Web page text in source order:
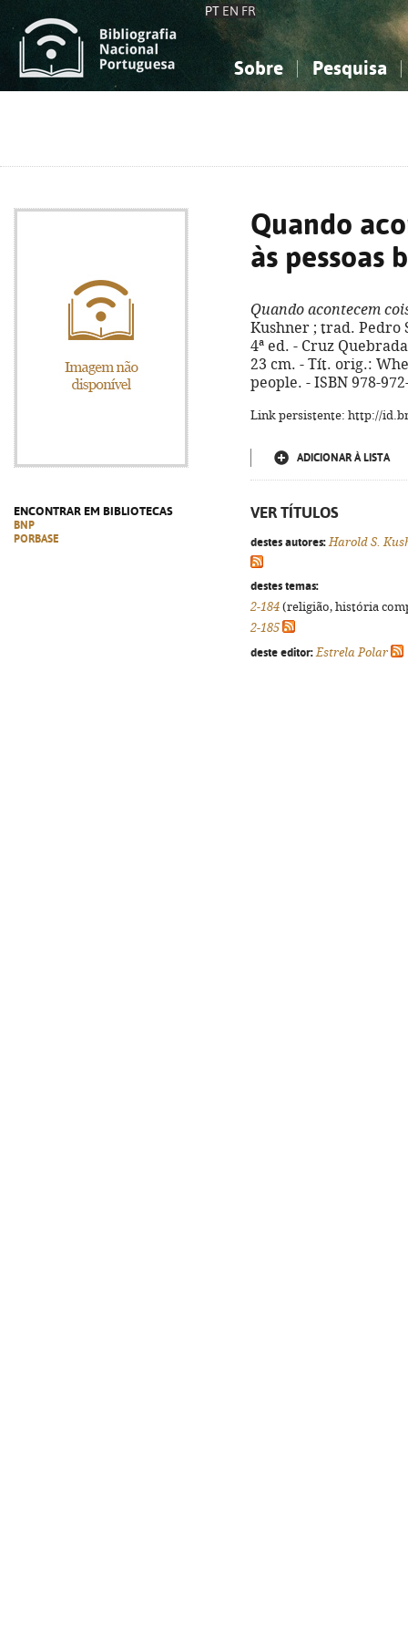
PT EN FR
Sobre Pesquisa
ENCONTRAR EM BIBLIOTECAS
BNP
PORBASE
Quando
às pessoas
Quando acontecem
Kushner ; trad. Pedro
4ª ed. - Cruz
23 cm. - Tít. orig.:
people. - ISBN 978-
Link persistente: http://
ADICIONAR À LISTA
VER TÍTULOS
destes autores: Harold S.
destes temas:
2-184 (religião, história
2-185
deste editor: Estrela Polar